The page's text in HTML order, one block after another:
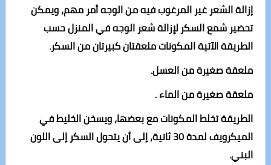
إزالة الشعر غير المرغوب فيه من الوجه أمر مهم، ويمكن
تحضير شمع السكر لإزالة شعر الوجه في المنزل حسب
الطريقة الآتية المكونات ملعقتان كبيرتان من السكر.
ملعقة صغيرة من العسل.
ملعقة صغيرة من الماء .
الطريقة تخلط المكونات مع بعضها، ويسخن الخليط في
الميكرويف لمدة 30 ثانية، إلى أن يتحول السكر إلى اللون
البني.